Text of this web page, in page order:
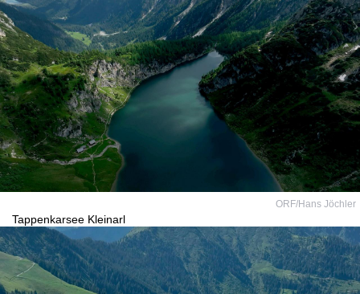
ORF/Hans Jöchler
Tappenkarsee Kleinarl